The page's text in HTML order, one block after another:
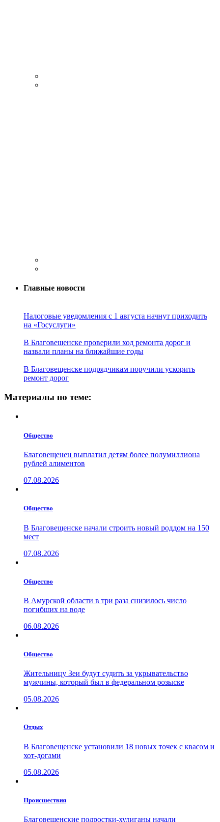
Главные новости
Налоговые уведомления с 1 августа начнут приходить
на «Госуслуги»
В Благовещенске проверили ход ремонта дорог и
назвали планы на ближайшие годы
В Благовещенске подрядчикам поручили ускорить
ремонт дорог
Материалы по теме:
Общество
Благовещенец выплатил детям более полумиллиона
рублей алиментов
07.08.2026
Общество
В Благовещенске начали строить новый роддом на 150
мест
07.08.2026
Общество
В Амурской области в три раза снизилось число
погибших на воде
06.08.2026
Общество
Жительницу Зеи будут судить за укрывательство
мужчины, который был в федеральном розыске
05.08.2026
Отдых
В Благовещенске установили 18 новых точек с квасом и
хот-догами
05.08.2026
Проиcшествия
Благовещенские подростки-хулиганы начали